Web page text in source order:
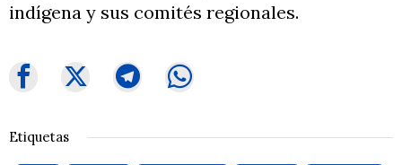
indígena y sus comités regionales.
Etiquetas